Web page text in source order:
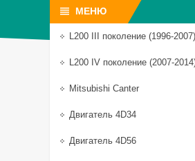
L200 III поколение (1996-2007)
L200 IV поколение (2007-
Mitsubishi Canter
Двигатель 4D34
Двигатель 4D56